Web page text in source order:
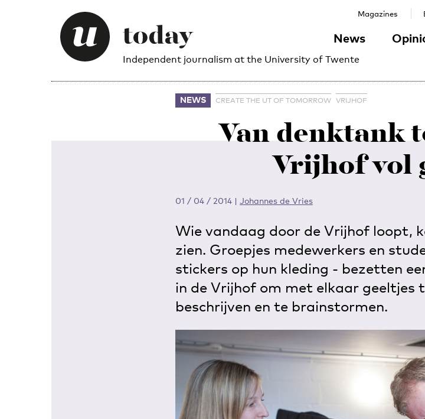
Independent journalism at the University of Twente
News
Magazines
NEWS CREATE THE UT OF TOMORROW VRIJHOF
Van denktank
Vrijhof vol
01 / 04 / 2014 | Johannes de Vries
Wie vandaag door de Vrijhof loopt,
zien. Groepjes medewerkers en
stickers op hun kleding - bezetten
in de Vrijhof om met elkaar geeltjes
beschrijven en te brainstormen.